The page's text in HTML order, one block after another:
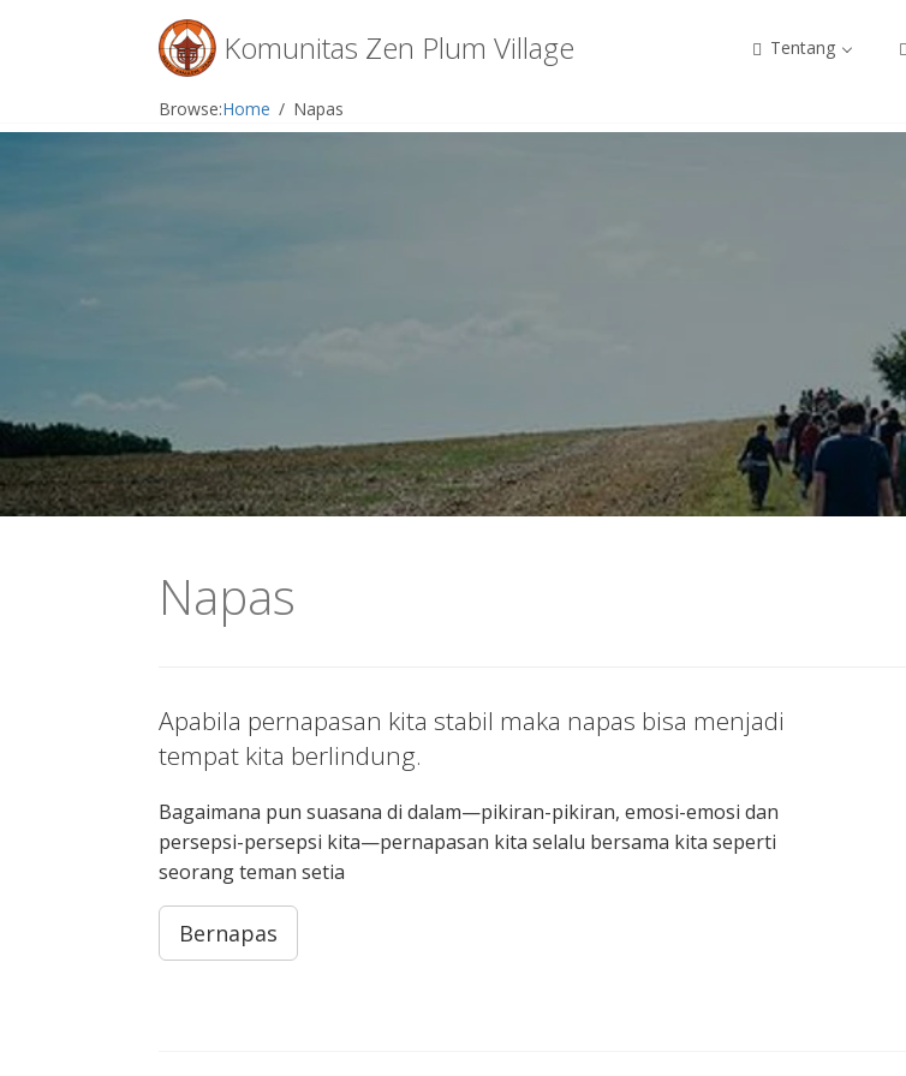
to
Komunitas Zen Plum Village
Menu
Tentang
Browse:Home Napas
Napas
Apabila pernapasan kita stabil maka napas bisa menjadi
tempat kita berlindung.
Bagaimana pun suasana di dalam—pikiran-pikiran, emosi-emosi dan
persepsi-persepsi kita—pernapasan kita selalu bersama kita seperti
seorang teman setia
Bernapas